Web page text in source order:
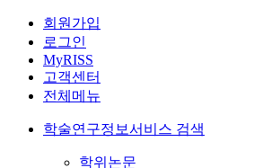
회원가입
로그인
MyRISS
고객센터
전체메뉴
학술연구정보서비스 검색
학위논문